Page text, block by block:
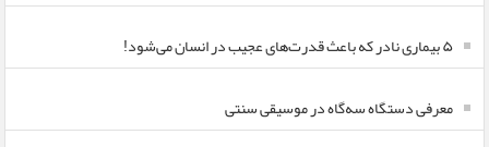
۵ بیماری نادر که باعث قدرت‌های عجیب در انسان می‌شود!
معرفی دستگاه سه‌گاه در موسیقی سنتی